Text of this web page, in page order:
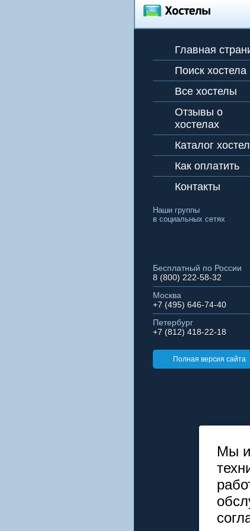
Мы
Главная
Поиск хостела
Все хостелы
Отзывы о
хостелах
Каталог
Как оплатить
Контакты
Наши группы
в социальных сетях
Бесплатный по России
8 (800) 222-58-32
Москва
+7 (495) 646-74-40
Петербург
+7 (812) 418-22-18
Полная версия сайта